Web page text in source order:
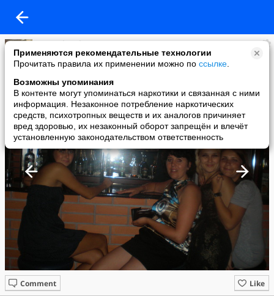
Применяются рекомендательные технологии
Прочитать правила их применении можно по ссылке
Возможны упоминания
В контенте могут упоминаться наркотики и связанная с ними
информация. Незаконное потребление наркотических
средств, психотропных веществ и их аналогов причиняет
вред здоровью, их незаконный оборот запрещён и влечёт
установленную законодательством ответственность
Jana Schamber
added a photo
01 Aug в 20:14
Like
Comment